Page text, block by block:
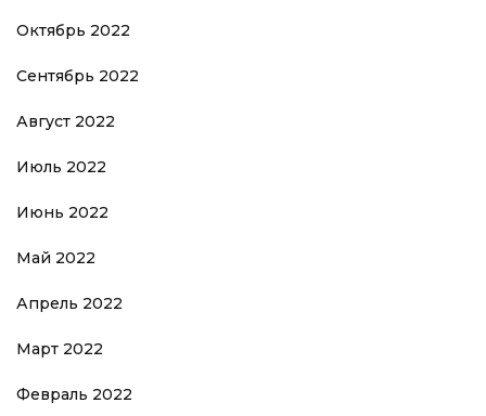
Октябрь 2022
Сентябрь 2022
Август 2022
Июль 2022
Июнь 2022
Май 2022
Апрель 2022
Март 2022
Февраль 2022